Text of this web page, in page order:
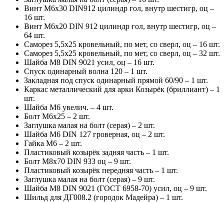
Винт М6х30 DIN912 цилиндр гол, внутр шестигр, оц –
16 шт.
Винт М6х20 DIN 912 цилиндр гол, внутр шестигр, оц –
64 шт.
Саморез 5,5х25 кровельный, по мет, со сверл, оц – 16 шт.
Саморез 5,5х25 кровельный, по мет, со сверл, оц – 32 шт.
Шайба М8 DIN 9021 усил, оц – 16 шт.
Спуск одинарный волна 120 – 1 шт.
Закладная под спуск одинарный прямой 60/90 – 1 шт.
Каркас металлический для арки Козырёк (бриллиант) – 1
шт.
Шайба М6 увелич. – 4 шт.
Болт М6х25 – 2 шт.
Заглушка малая на болт (серая) – 2 шт.
Шайба М6 DIN 127 гроверная, оц – 2 шт.
Гайка М6 – 2 шт.
Пластиковый козырёк задняя часть – 1 шт.
Болт М8х70 DIN 933 оц – 9 шт.
Пластиковый козырёк передняя часть – 1 шт.
Заглушка малая на болт (серая) – 9 шт.
Шайба М8 DIN 9021 (ГОСТ 6958-70) усил, оц – 9 шт.
Шильд для ДГ008.2 (городок Мадейра) – 1 шт.